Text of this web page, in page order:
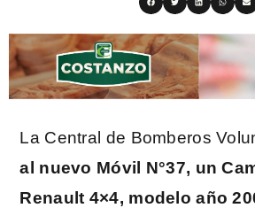
La Central de Bomberos
al nuevo Móvil N°37, un
Renault 4×4, modelo año